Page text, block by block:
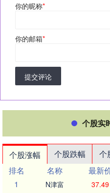
你的昵称*
你的邮箱*
提交评论
个股实
个股涨幅 个股跌幅 个
排名
名称 最新
1
N津富 37.49